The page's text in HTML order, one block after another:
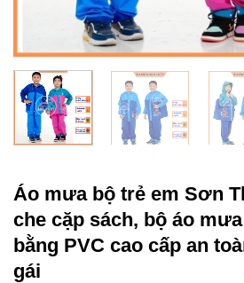
Áo mưa bộ trẻ em Sơn
che cặp sách, bộ áo
bằng PVC cao cấp an
gái